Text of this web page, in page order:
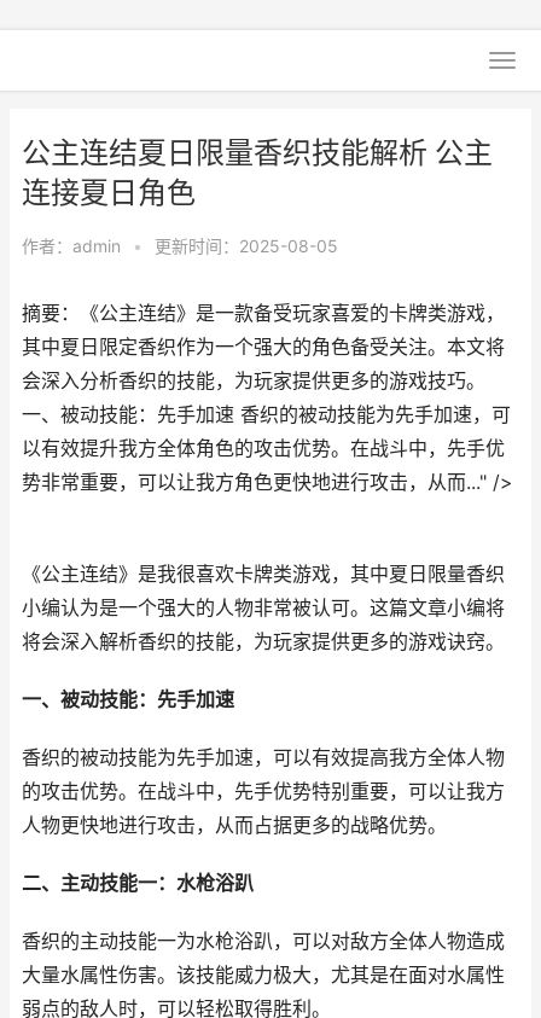
公主连结夏日限量香织技能解析 公主
连接夏日角色
作者： admin • 更新时间：2025-08-05
摘要：《公主连结》是一款备受玩家喜爱的卡牌类游戏，
其中夏日限定香织作为一个强大的角色备受关注。本文将
会深入分析香织的技能，为玩家提供更多的游戏技巧。
一、被动技能：先手加速 香织的被动技能为先手加速，可
以有效提升我方全体角色的攻击优势。在战斗中，先手优
势非常重要，可以让我方角色更快地进行攻击，从而..." />
《公主连结》是我很喜欢卡牌类游戏，其中夏日限量香织
小编认为是一个强大的人物非常被认可。这篇文章小编将
将会深入解析香织的技能，为玩家提供更多的游戏诀窍。
一、被动技能：先手加速
香织的被动技能为先手加速，可以有效提高我方全体人物
的攻击优势。在战斗中，先手优势特别重要，可以让我方
人物更快地进行攻击，从而占据更多的战略优势。
二、主动技能一：水枪浴趴
香织的主动技能一为水枪浴趴，可以对敌方全体人物造成
大量水属性伤害。该技能威力极大，尤其是在面对水属性
弱点的敌人时，可以轻松取得胜利。